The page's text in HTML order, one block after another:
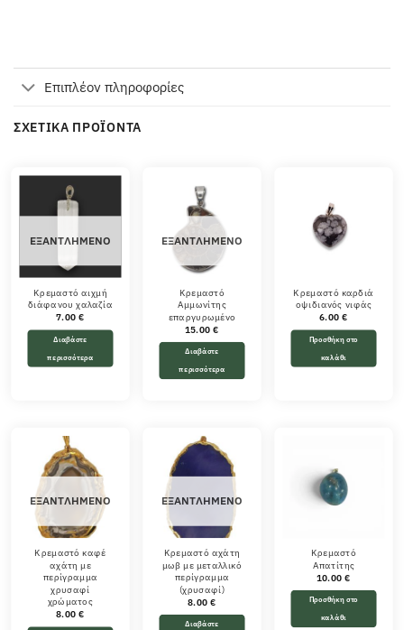
Επιπλέον πληροφορίες
ΣΧΕΤΙΚΆ ΠΡΟΪΌΝΤΑ
ΕΞΑΝΤΛΗΜΈΝΟ
Κρεμαστό αιχμή
διάφανου χαλαζία
7.00 €
Διαβάστε
περισσότερα
ΕΞΑΝΤΛΗΜΈΝΟ
Κρεμαστό
Αμμωνίτης
επαργυρωμένο
15.00€
Διαβάστε
περισσότερα
Κρεμαστό καρδιά
οψιδιανός νιφάς
6.00 €
Προσθήκη στο
καλάθι
ΕΞΑΝΤΛΗΜΈΝΟ
Κρεμαστό καφέ
αχάτη με
περίγραμμα
χρυσαφί
χρώματος
8.00 €
ΕΞΑΝΤΛΗΜΈΝΟ
Κρεμαστό αχάτη
μωβ με μεταλλικό
περίγραμμα
(χρυσαφί)
8.00 €
Διαβάστε
Κρεμαστό
Απατίτης
10.00€
Προσθήκη στο
καλάθι